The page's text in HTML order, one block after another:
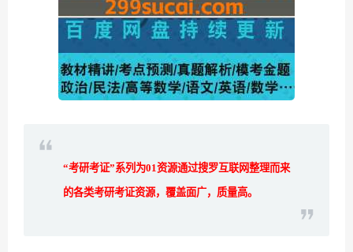
“考研考证”系列为01资源通过搜罗互联网整理而来
的各类考研考证资源，覆盖面广，质量高。